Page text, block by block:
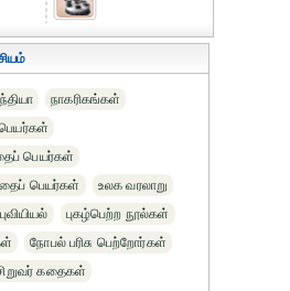
நாகரிகங்கள்
பெயர்கள்
பெயர்கள்
உலக வரலாறு
புவியியல்
புகழ்பெற்ற நூல்கள்
நோபல் பரிசு‎ பெற்றோர்‎கள்
கதைகள்